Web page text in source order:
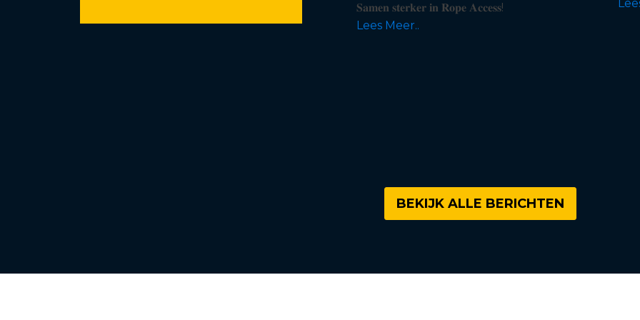
𝐒𝐚𝐦𝐞𝐧 𝐬𝐭𝐞𝐫𝐤𝐞𝐫 𝐢𝐧 𝐑𝐨𝐩𝐞 𝐀𝐜𝐜𝐞𝐬𝐬!
Lees Meer..
BEKIJK ALLE BERICHTEN